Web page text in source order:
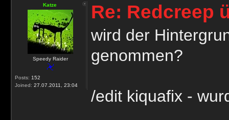
Katze
Speedy Raider
Posts: 152
Joined: 27.07.2011, 23:04
Re: Redcreep
wird der
genommen?
/edit kiquafix -